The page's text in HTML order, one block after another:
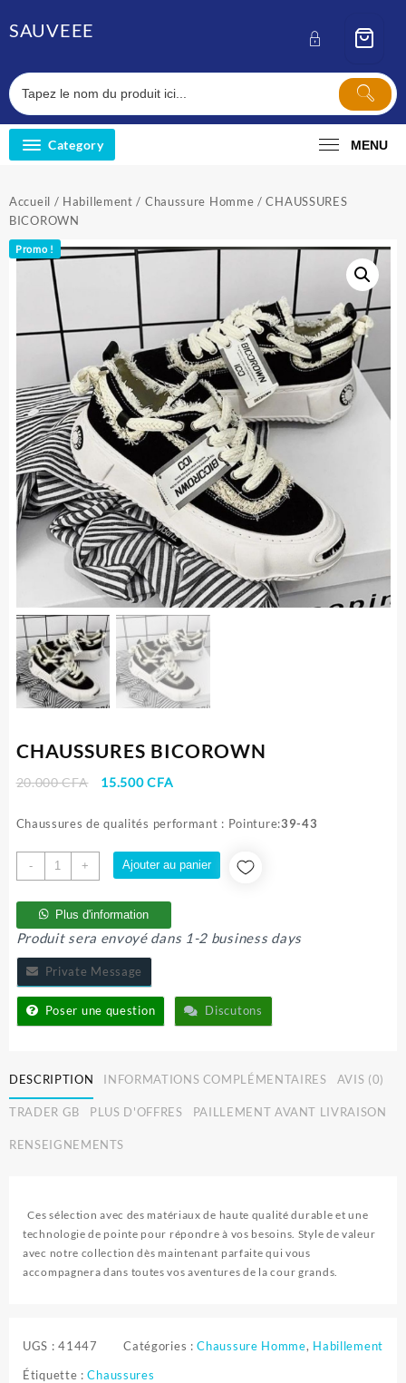
toSAUVEEE
Category MENU
Accueil / Habillement / Chaussure Homme / CHAUSSURES
BICOROWN
Promo !
CHAUSSURES BICOROWN
20.000CFA
Le
initial
20.000 CFA.
15.500CFALe
actuel
15.500 CFA.
Chaussures de qualités performant : Pointure:39-43
-
quantité
de
CHAUSSURES
BICOROWN
+ Ajouter au panier
Plus d'information
Produit sera envoyé dans 1-2 business days
Private Message
Poser une question Discutons
DESCRIPTION INFORMATIONS COMPLÉMENTAIRES AVIS (0)
TRADER GB PLUS D'OFFRES PAILLEMENT AVANT LIVRAISON
RENSEIGNEMENTS
Ces sélection avec des matériaux de haute qualité durable et une
technologie de pointe pour répondre à vos besoins. Style de valeur
avec notre collection dès maintenant parfaite qui vous
accompagnera dans toutes vos aventures de la cour grands.
UGS :41447 Catégories :Chaussure Homme, Habillement
Étiquette :Chaussures